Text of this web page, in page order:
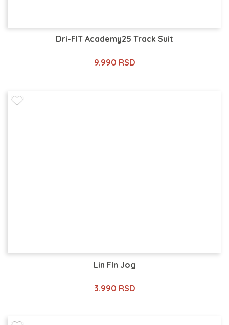
Dri-FIT Academy25 Track Suit
9.990 RSD
Lin Fln Jog
3.990 RSD